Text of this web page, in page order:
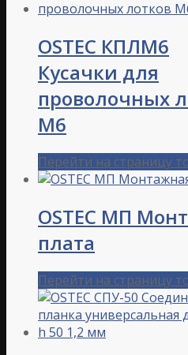
OSTEC КПЛМ6
Кусачки для
проволочных
М6
Перейти на страницу
OSTEC МП
плата
Перейти на страницу